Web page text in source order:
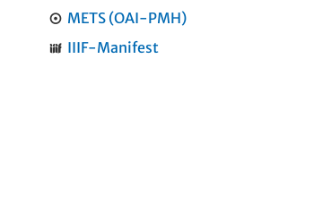
METS (OAI-PMH)
IIIF-Manifest